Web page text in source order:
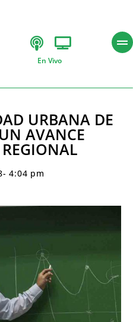
En Vivo
URBANA DE
AVANCE
- 4:04 pm